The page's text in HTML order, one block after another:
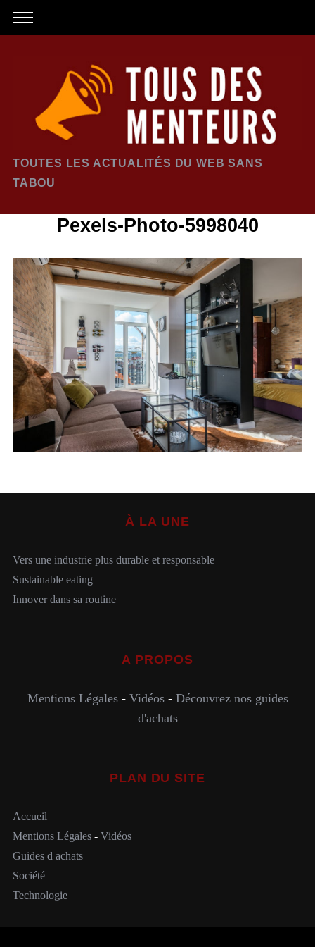
TOUTES LES ACTUALITÉS DU WEB SANS
TABOU
Pexels-Photo-5998040
À LA UNE
Vers une industrie plus durable et responsable
Sustainable eating
Innover dans sa routine
A PROPOS
Mentions Légales- Vidéos- Découvrez nos guides
d'achats
PLAN DU SITE
Accueil
Mentions Légales- Vidéos
Guides d achats
Société
Technologie
e
c
r